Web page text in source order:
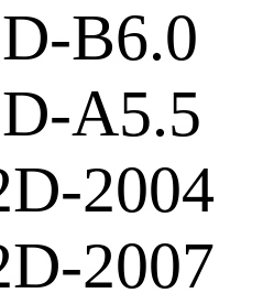
B6.0
A5.5
2004
2007